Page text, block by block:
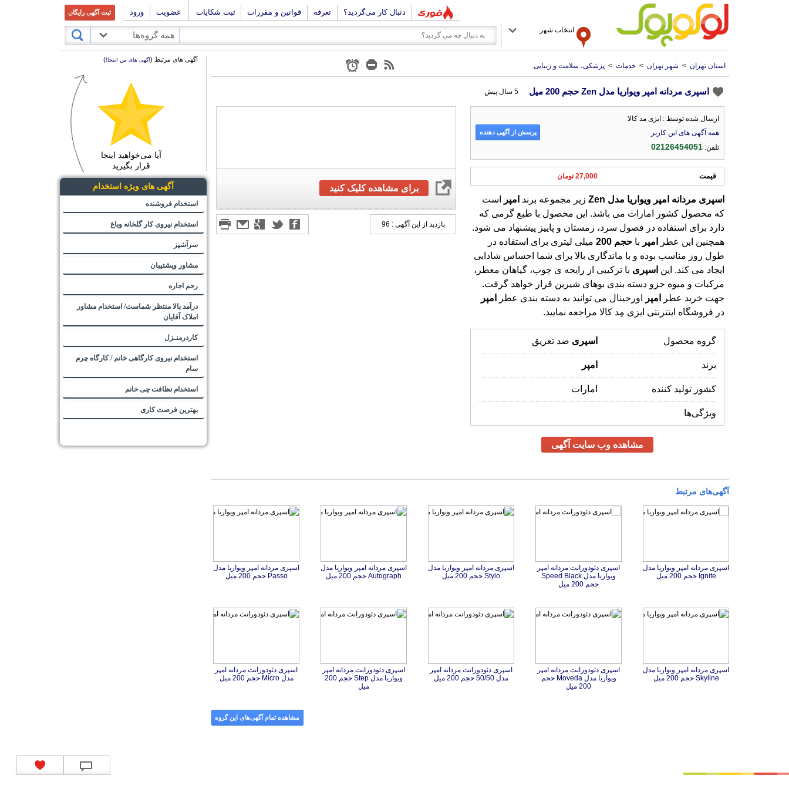
دنبال کار می‌گردید؟ تعرفه قوانین و مقررات ثبت شکایات عضویت ورود ثبت آگهی رایگان
انتخاب شهر
همه گروه‌ها
استان تهران > شهر تهران > خدمات > پزشکی، سلامت و زیبایی
اسپری مردانه امپر ویواریا مدل Zen حجم 200 میل 5 سال پیش
برای مشاهده کلیک کنید
بازدید از این آگهی : 96
ارسال شده توسط : ایزی مد کالا
همه آگهی های این کاربر
تلفن:02126454051
پرسش از آگهی دهنده
قیمت 27,000 تومان
اسپری مردانه امپر ویواریا مدل Zen زیر مجموعه برند امپر است
که محصول کشور امارات می باشد. این محصول با طبع گرمی که
دارد برای استفاده در فصول سرد، زمستان و پاییز پیشنهاد می شود.
همچنین این عطر امپر با حجم 200 میلی لیتری برای استفاده در
طول روز مناسب بوده و با ماندگاری بالا برای شما احساس شادابی
ایجاد می کند. این اسپری با ترکیبی از رایحه ی چوب، گياهان معطر،
مرکبات و ميوه جزو دسته بندی بوهای شیرین قرار خواهد گرفت.
جهت خرید عطر امپر اورجینال می توانید به دسته بندی عطر
امپر
در فروشگاه اینترنتی ایزی مِد کالا مراجعه نمایید.
گروه محصول اسپری ضد تعریق
برند امپر
کشور تولید کننده امارات
ویژگی‌ها
مشاهده وب سایت آگهی
آگهی‌های مرتبط
اسپری مردانه امپر ویواریا مدل
Ignite حجم 200 میل
اسپری دئودورانت مردانه امپر
ویواریا مدل Speed Black
حجم 200 میل
اسپری مردانه امپر ویواریا مدل
Stylo حجم 200 میل
اسپری مردانه امپر ویواریا مدل
Autograph حجم 200 میل
اسپری مردانه امپر ویواریا مدل
Passo حجم 200 میل
اسپری مردانه امپر ویواریا مدل
Skyline حجم 200 میل
اسپری دئودورانت مردانه امپر
ويواريا مدل Moveda حجم
200 میل
اسپری دئودورانت مردانه امپر
مدل 50/50 حجم 200 میل
اسپری دئودورانت مردانه امپر
ويواريا مدل Step حجم 200
میل
اسپری دئودورانت مردانه امپر
مدل Micro حجم 200 میل
مشاهده تمام آگهی‌های این گروه
آگهی های مرتبط (آگهی های من اینجا!)
آیا می‌خواهید اینجا
قرار بگیرید
آگهی های ویژه استخدام
استخدام فروشنده
استخدام نیروی کار گلخانه وباغ
سرآشپز
مشاور وپشتیبان
رحم اجاره
درآمد بالا منتظر شماست/ استخدام مشاور
املاک آقایان
کاردرمنـزل
استخدام نیروی کارگاهی خانم / کارگاه چرم
سام
استخدام نظافت چی خانم
بهترین فرصت کاری